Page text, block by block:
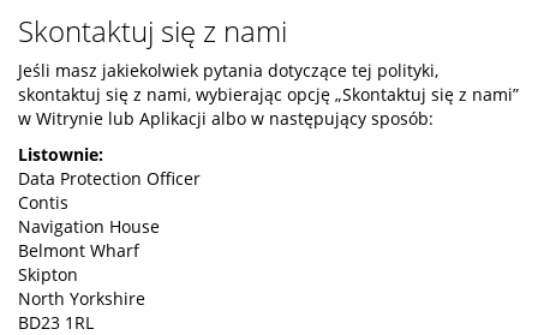
Skontaktuj się z nami
Jeśli masz jakiekolwiek pytania dotyczące tej polityki,
skontaktuj się z nami, wybierając opcję „Skontaktuj się z nami”
w Witrynie lub Aplikacji albo w następujący sposób:
Listownie:
Data Protection Officer
Contis
Navigation House
Belmont Wharf
Skipton
North Yorkshire
BD23 1RL